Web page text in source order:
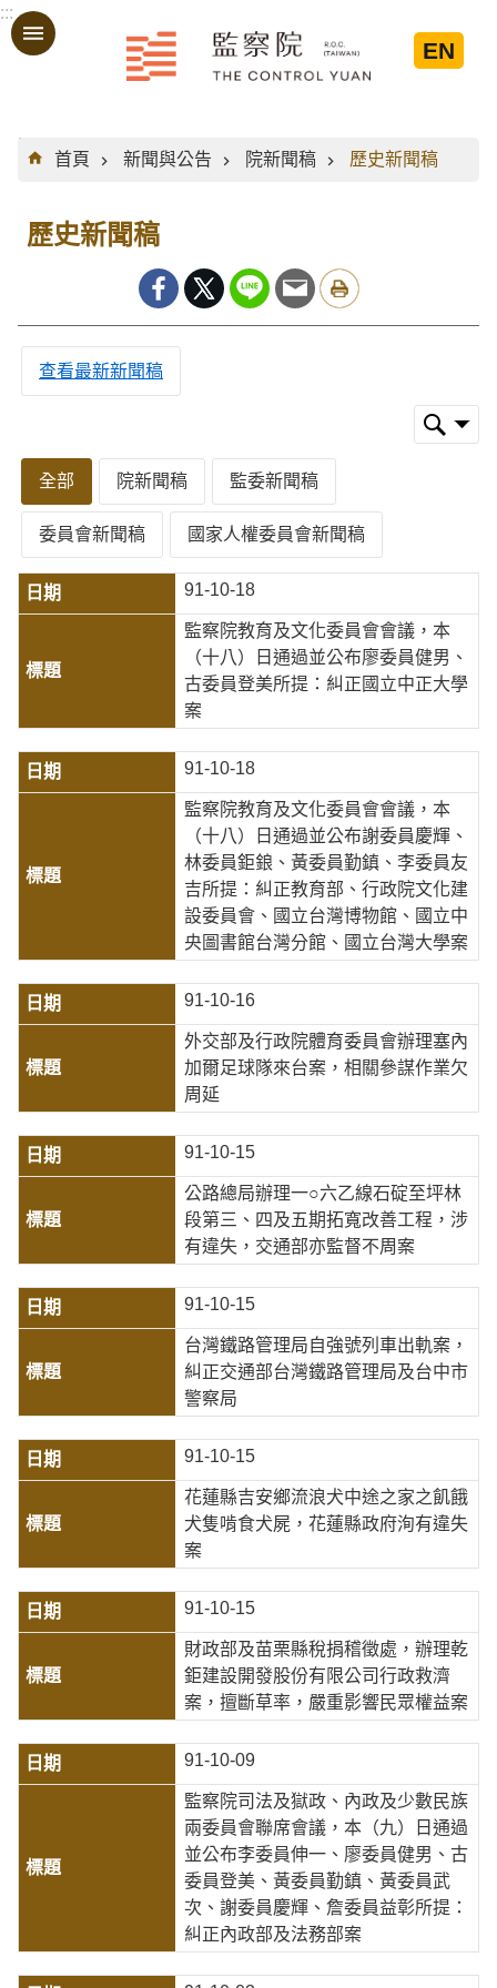
跳到主要內容區塊
:::
EN
:::
首頁
新聞與公告 院新聞稿 歷史新聞稿
歷史新聞稿
查看最新新聞稿
全部 院新聞稿 監委新聞稿
委員會新聞稿 國家人權委員會新聞稿
91-10-18
監察院教育及文化委員會會議，本
（十八）日通過並公布廖委員健男、
古委員登美所提：糾正國立中正大學
案
91-10-18
監察院教育及文化委員會會議，本
（十八）日通過並公布謝委員慶輝、
林委員鉅鋃、黃委員勤鎮、李委員友
吉所提：糾正教育部、行政院文化建
設委員會、國立台灣博物館、國立中
央圖書館台灣分館、國立台灣大學案
91-10-16
外交部及行政院體育委員會辦理塞內
加爾足球隊來台案，相關參謀作業欠
周延
91-10-15
公路總局辦理一○六乙線石碇至坪林
段第三、四及五期拓寬改善工程，涉
有違失，交通部亦監督不周案
91-10-15
台灣鐵路管理局自強號列車出軌案，
糾正交通部台灣鐵路管理局及台中市
警察局
91-10-15
花蓮縣吉安鄉流浪犬中途之家之飢餓
犬隻啃食犬屍，花蓮縣政府洵有違失
案
91-10-15
財政部及苗栗縣稅捐稽徵處，辦理乾
鉅建設開發股份有限公司行政救濟
案，擅斷草率，嚴重影響民眾權益案
91-10-09
監察院司法及獄政、內政及少數民族
兩委員會聯席會議，本（九）日通過
並公布李委員伸一、廖委員健男、古
委員登美、黃委員勤鎮、黃委員武
次、謝委員慶輝、詹委員益彰所提：
糾正內政部及法務部案